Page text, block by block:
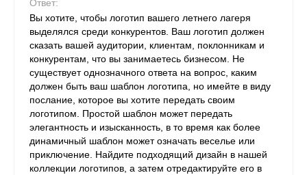
Ответ:
Вы хотите, чтобы логотип вашего летнего лагеря
выделялся среди конкурентов. Ваш логотип должен
сказать вашей аудитории, клиентам, поклонникам и
конкурентам, что вы занимаетесь бизнесом. Не
существует однозначного ответа на вопрос, каким
должен быть ваш шаблон логотипа, но имейте в виду
послание, которое вы хотите передать своим
логотипом. Простой шаблон может передать
элегантность и изысканность, в то время как более
динамичный шаблон может означать веселье или
приключение. Найдите подходящий дизайн в нашей
коллекции логотипов, а затем отредактируйте его в